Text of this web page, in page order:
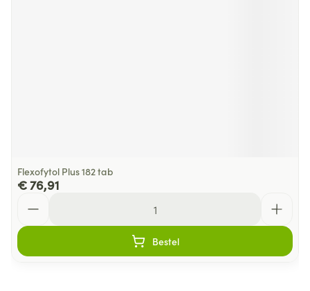
Flexofytol Plus 182 tab
€ 76,91
Bestel